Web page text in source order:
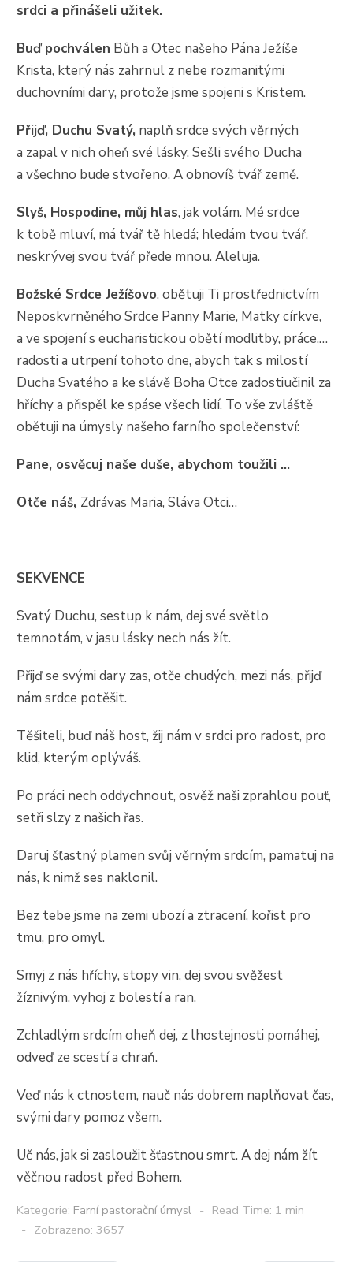
srdci a přinášeli užitek.
Buď pochválen Bůh a Otec našeho Pána Ježíše
Krista, který nás zahrnul z nebe rozmanitými
duchovními dary, protože jsme spojeni s Kristem.
Přijď, Duchu Svatý, naplň srdce svých věrných
a zapal v nich oheň své lásky. Sešli svého Ducha
a všechno bude stvořeno. A obnovíš tvář země.
Slyš, Hospodine, můj hlas, jak volám. Mé srdce
k tobě mluví, má tvář tě hledá; hledám tvou tvář,
neskrývej svou tvář přede mnou. Aleluja.
Božské Srdce Ježíšovo, obětuji Ti prostřednictvím
Neposkvrněného Srdce Panny Marie, Matky církve,
a ve spojení s eucharistickou obětí modlitby, práce,…
radosti a utrpení tohoto dne, abych tak s milostí
Ducha Svatého a ke slávě Boha Otce zadostiučinil za
hříchy a přispěl ke spáse všech lidí. To vše zvláště
obětuji na úmysly našeho farního společenství:
Pane, osvěcuj naše duše, abychom toužili …
Otče náš, Zdrávas Maria, Sláva Otci…
SEKVENCE
Svatý Duchu, sestup k nám, dej své světlo
temnotám, v jasu lásky nech nás žít.
Přijď se svými dary zas, otče chudých, mezi nás, přijď
nám srdce potěšit.
Těšiteli, buď náš host, žij nám v srdci pro radost, pro
klid, kterým oplýváš.
Po práci nech oddychnout, osvěž naši zprahlou pouť,
setři slzy z našich řas.
Daruj šťastný plamen svůj věrným srdcím, pamatuj na
nás, k nimž ses naklonil.
Bez tebe jsme na zemi ubozí a ztracení, kořist pro
tmu, pro omyl.
Smyj z nás hříchy, stopy vin, dej svou svěžest
žíznivým, vyhoj z bolestí a ran.
Zchladlým srdcím oheň dej, z lhostejnosti pomáhej,
odveď ze scestí a chraň.
Veď nás k ctnostem, nauč nás dobrem naplňovat čas,
svými dary pomoz všem.
Uč nás, jak si zasloužit šťastnou smrt. A dej nám žít
věčnou radost před Bohem.
Kategorie: Farní pastorační úmysl
Read Time: 1 min
Zobrazeno: 3657